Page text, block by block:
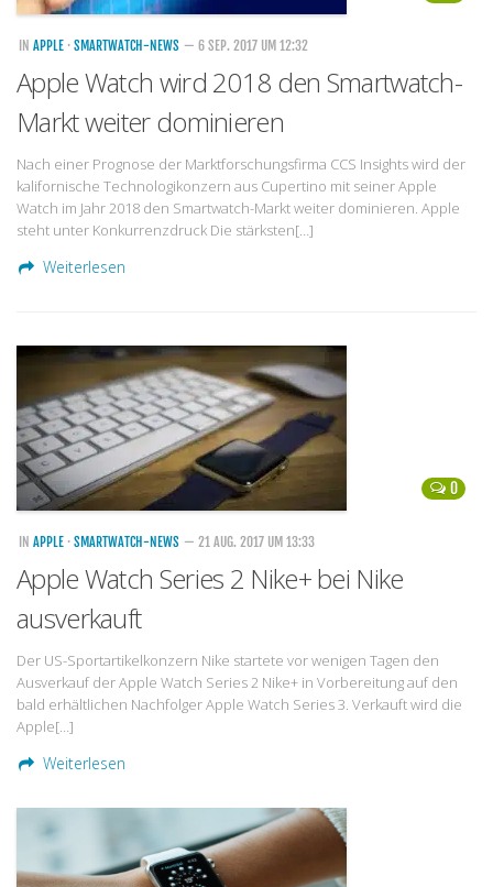
IN APPLE · SMARTWATCH-NEWS — 6 SEP. 2017 UM 12:32
Apple Watch wird 2018 den Smartwatch-
Markt weiter dominieren
Nach einer Prognose der Marktforschungsfirma CCS Insights wird der
kalifornische Technologikonzern aus Cupertino mit seiner Apple
Watch im Jahr 2018 den Smartwatch-Markt weiter dominieren. Apple
steht unter Konkurrenzdruck Die stärksten[…]
Weiterlesen
0
IN APPLE · SMARTWATCH-NEWS — 21 AUG. 2017 UM 13:33
Apple Watch Series 2 Nike+ bei Nike
ausverkauft
Der US-Sportartikelkonzern Nike startete vor wenigen Tagen den
Ausverkauf der Apple Watch Series 2 Nike+ in Vorbereitung auf den
bald erhältlichen Nachfolger Apple Watch Series 3. Verkauft wird die
Apple[…]
Weiterlesen